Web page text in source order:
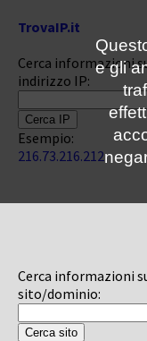
TrovaIP.it
Cerca informazioni
indirizzo IP:
Esempio:
216.73.216.212
Cerca informazioni
sito/dominio:
e gli